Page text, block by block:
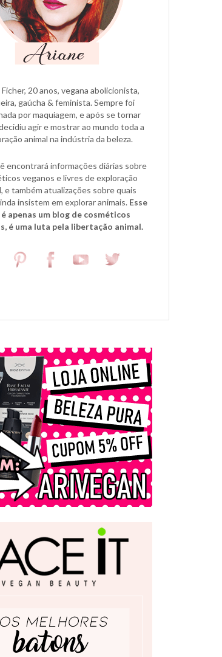
20 anos, vegana abolicionista,
gaúcha & feminista. Sempre foi
por maquiagem, e após se tornar
agir e mostrar ao mundo toda a
animal na indústria da beleza.
encontrará informações diárias sobre
veganos e livres de exploração
e também atualizações sobre quais
insistem em explorar animais. Esse
apenas um blog de cosméticos
é uma luta pela libertação animal.